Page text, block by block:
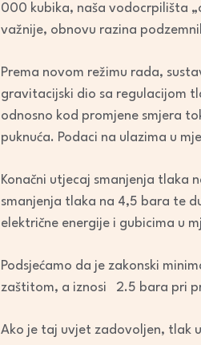
000 kubika, naša vodocrpilišta
važnije, obnovu razina
Prema novom režimu rada,
gravitacijski dio sa regulacijom
odnosno kod promjene smjera
puknuća. Podaci na ulazima u
Konačni utjecaj smanjenja tlaka
smanjenja tlaka na 4,5 bara te
električne energije i gubicima u
Podsjećamo da je zakonski
zaštitom, a iznosi 2.5 bara pri
Ako je taj uvjet zadovoljen, tlak